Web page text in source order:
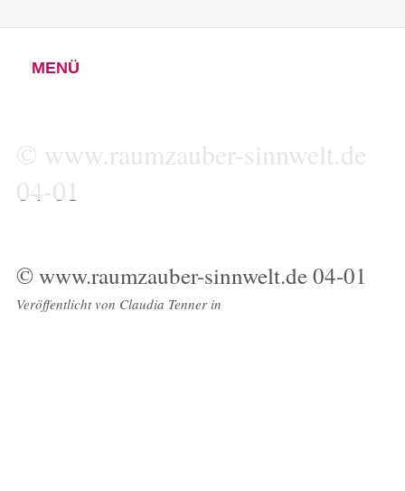
MENÜ
© www.raumzauber-sinnwelt.de
04-01
© www.raumzauber-sinnwelt.de 04-01
Veröffentlicht von Claudia Tennerin